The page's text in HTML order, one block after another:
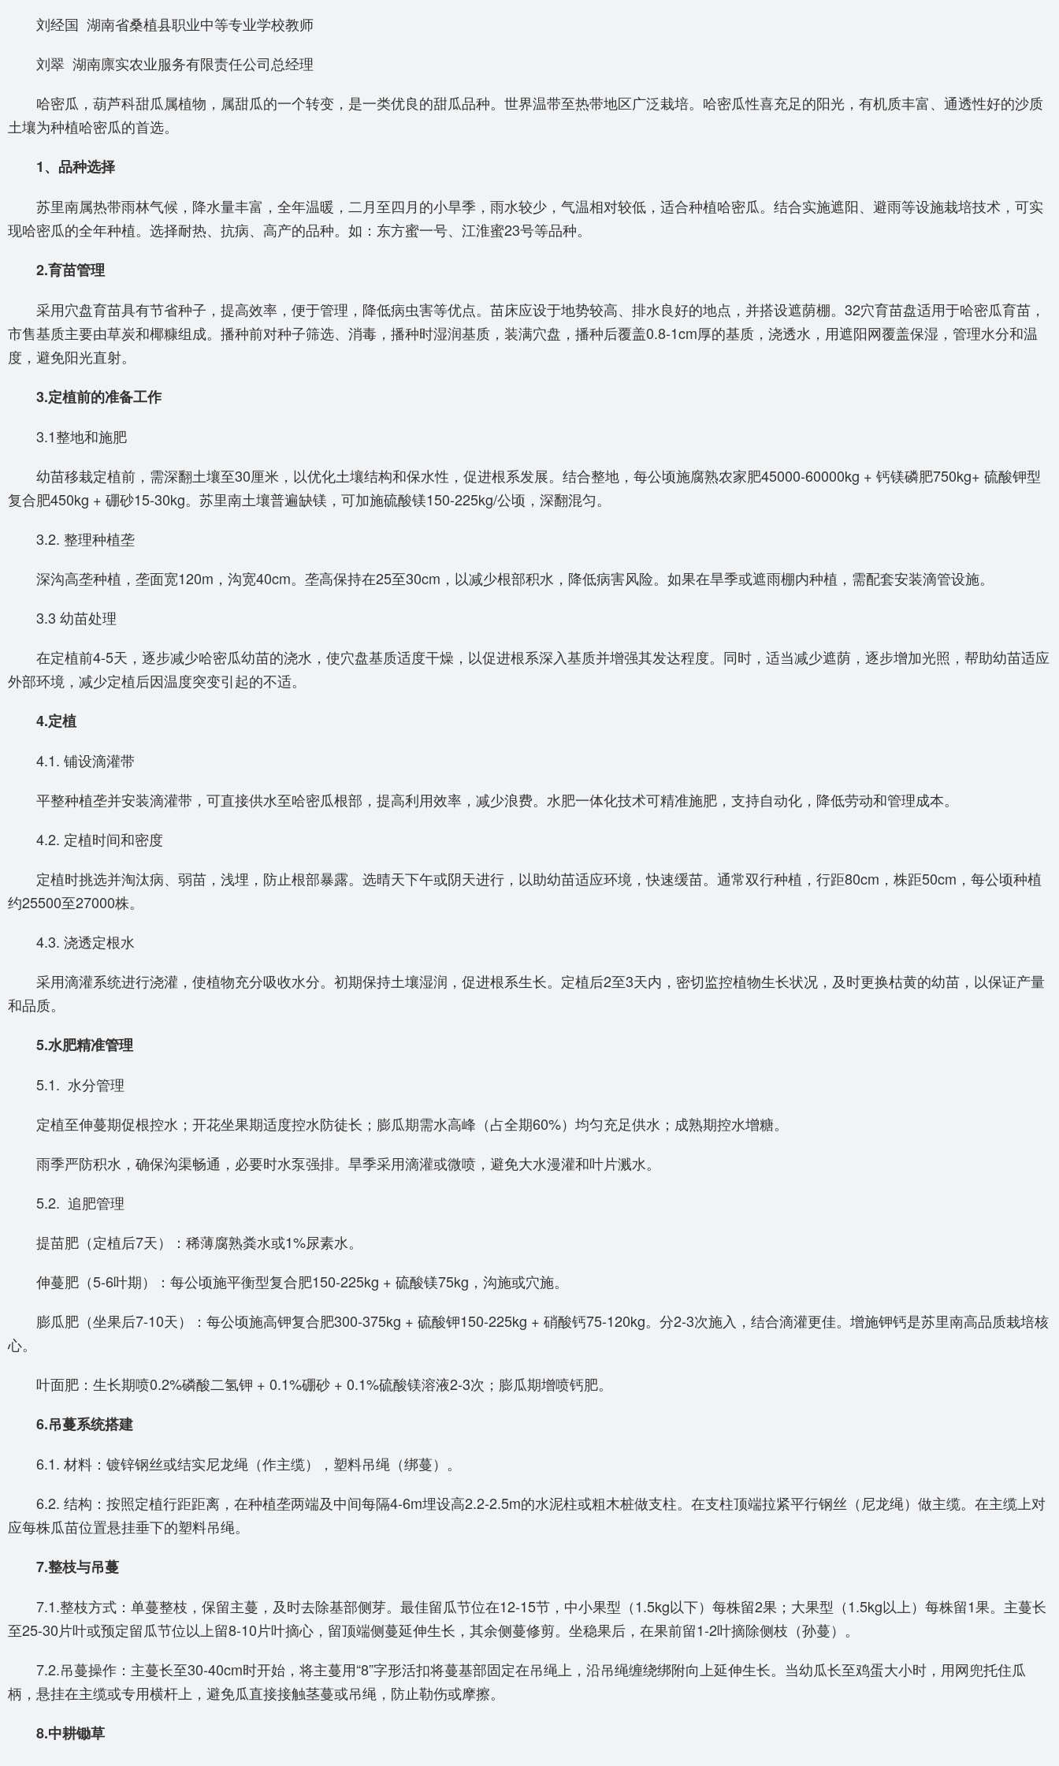
刘经国 湖南省桑植县职业中等专业学校教师
刘翠 湖南廪实农业服务有限责任公司总经理
哈密瓜，葫芦科甜瓜属植物，属甜瓜的一个转变，是一类优良的甜瓜品种。世界温带至热带地区广泛栽培。哈密瓜性喜充足的阳光，有机质丰富、通透性好的沙质
土壤为种植哈密瓜的首选。
1、品种选择
苏里南属热带雨林气候，降水量丰富，全年温暖，二月至四月的小旱季，雨水较少，气温相对较低，适合种植哈密瓜。结合实施遮阳、避雨等设施栽培技术，可实
现哈密瓜的全年种植。选择耐热、抗病、高产的品种。如：东方蜜一号、江淮蜜23号等品种。
2.育苗管理
采用穴盘育苗具有节省种子，提高效率，便于管理，降低病虫害等优点。苗床应设于地势较高、排水良好的地点，并搭设遮荫棚。32穴育苗盘适用于哈密瓜育苗，
市售基质主要由草炭和椰糠组成。播种前对种子筛选、消毒，播种时湿润基质，装满穴盘，播种后覆盖0.8-1cm厚的基质，浇透水，用遮阳网覆盖保湿，管理水分和温
度，避免阳光直射。
3.定植前的准备工作
3.1整地和施肥
幼苗移栽定植前，需深翻土壤至30厘米，以优化土壤结构和保水性，促进根系发展。结合整地，每公顷施腐熟农家肥45000-60000kg + 钙镁磷肥750kg+ 硫酸钾型
复合肥450kg + 硼砂15-30kg。苏里南土壤普遍缺镁，可加施硫酸镁150-225kg/公顷，深翻混匀。
3.2. 整理种植垄
深沟高垄种植，垄面宽120m，沟宽40cm。垄高保持在25至30cm，以减少根部积水，降低病害风险。如果在旱季或遮雨棚内种植，需配套安装滴管设施。
3.3 幼苗处理
在定植前4-5天，逐步减少哈密瓜幼苗的浇水，使穴盘基质适度干燥，以促进根系深入基质并增强其发达程度。同时，适当减少遮荫，逐步增加光照，帮助幼苗适应
外部环境，减少定植后因温度突变引起的不适。
4.定植
4.1. 铺设滴灌带
平整种植垄并安装滴灌带，可直接供水至哈密瓜根部，提高利用效率，减少浪费。水肥一体化技术可精准施肥，支持自动化，降低劳动和管理成本。
4.2. 定植时间和密度
定植时挑选并淘汰病、弱苗，浅埋，防止根部暴露。选晴天下午或阴天进行，以助幼苗适应环境，快速缓苗。通常双行种植，行距80cm，株距50cm，每公顷种植
约25500至27000株。
4.3. 浇透定根水
采用滴灌系统进行浇灌，使植物充分吸收水分。初期保持土壤湿润，促进根系生长。定植后2至3天内，密切监控植物生长状况，及时更换枯黄的幼苗，以保证产量
和品质。
5.水肥精准管理
5.1. 水分管理
定植至伸蔓期促根控水；开花坐果期适度控水防徒长；膨瓜期需水高峰（占全期60%）均匀充足供水；成熟期控水增糖。
雨季严防积水，确保沟渠畅通，必要时水泵强排。旱季采用滴灌或微喷，避免大水漫灌和叶片溅水。
5.2. 追肥管理
提苗肥（定植后7天）：稀薄腐熟粪水或1%尿素水。
伸蔓肥（5-6叶期）：每公顷施平衡型复合肥150-225kg + 硫酸镁75kg，沟施或穴施。
膨瓜肥（坐果后7-10天）：每公顷施高钾复合肥300-375kg + 硫酸钾150-225kg + 硝酸钙75-120kg。分2-3次施入，结合滴灌更佳。增施钾钙是苏里南高品质栽培核
心。
叶面肥：生长期喷0.2%磷酸二氢钾 + 0.1%硼砂 + 0.1%硫酸镁溶液2-3次；膨瓜期增喷钙肥。
6.吊蔓系统搭建
6.1. 材料：镀锌钢丝或结实尼龙绳（作主缆），塑料吊绳（绑蔓）。
6.2. 结构：按照定植行距距离，在种植垄两端及中间每隔4-6m埋设高2.2-2.5m的水泥柱或粗木桩做支柱。在支柱顶端拉紧平行钢丝（尼龙绳）做主缆。在主缆上对
应每株瓜苗位置悬挂垂下的塑料吊绳。
7.整枝与吊蔓
7.1.整枝方式：单蔓整枝，保留主蔓，及时去除基部侧芽。最佳留瓜节位在12-15节，中小果型（1.5kg以下）每株留2果；大果型（1.5kg以上）每株留1果。主蔓长
至25-30片叶或预定留瓜节位以上留8-10片叶摘心，留顶端侧蔓延伸生长，其余侧蔓修剪。坐稳果后，在果前留1-2叶摘除侧枝（孙蔓）。
7.2.吊蔓操作：主蔓长至30-40cm时开始，将主蔓用“8”字形活扣将蔓基部固定在吊绳上，沿吊绳缠绕绑附向上延伸生长。当幼瓜长至鸡蛋大小时，用网兜托住瓜
柄，悬挂在主缆或专用横杆上，避免瓜直接接触茎蔓或吊绳，防止勒伤或摩擦。
8.中耕锄草